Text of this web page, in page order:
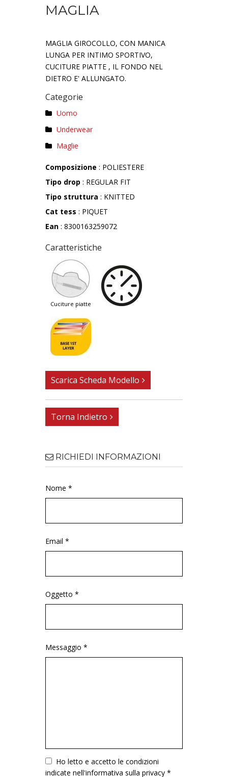
MAGLIA
MAGLIA GIROCOLLO, CON MANICA
LUNGA PER INTIMO SPORTIVO,
CUCITURE PIATTE , IL FONDO NEL
DIETRO E' ALLUNGATO.
Categorie
Uomo
Underwear
Maglie
Composizione : POLIESTERE
Tipo drop : REGULAR FIT
Tipo struttura : KNITTED
Cat tess : PIQUET
Ean : 8300163259072
Caratteristiche
cuciture piatte
Scarica Scheda Modello
Torna Indietro
RICHIEDI INFORMAZIONI
Nome *
Email *
Oggetto *
Messaggio *
VuotoHo letto e accetto le condizioni
indicate nell'informativa sulla privacy *